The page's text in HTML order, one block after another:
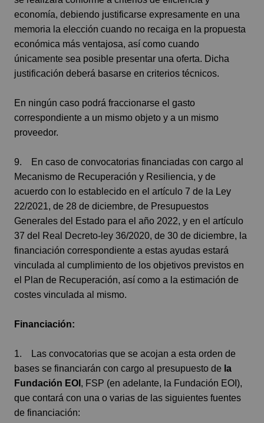
economía, debiendo justificarse expresamente en una
memoria la elección cuando no recaiga en la propuesta
económica más ventajosa, así como cuando
únicamente sea posible presentar una oferta. Dicha
justificación deberá basarse en criterios técnicos.
En ningún caso podrá fraccionarse el gasto
correspondiente a un mismo objeto y a un mismo
proveedor.
9. En caso de convocatorias financiadas con cargo al
Mecanismo de Recuperación y Resiliencia, y de
acuerdo con lo establecido en el artículo 7 de la Ley
22/2021, de 28 de diciembre, de Presupuestos
Generales del Estado para el año 2022, y en el artículo
37 del Real Decreto-ley 36/2020, de 30 de diciembre, la
financiación correspondiente a estas ayudas estará
vinculada al cumplimiento de los objetivos previstos en
el Plan de Recuperación, así como a la estimación de
costes vinculada al mismo.
Financiación:
1. Las convocatorias que se acojan a esta orden de
bases se financiarán con cargo al presupuesto de la
Fundación EOI , FSP (en adelante, la Fundación EOI),
que contará con una o varias de las siguientes fuentes
de financiación: